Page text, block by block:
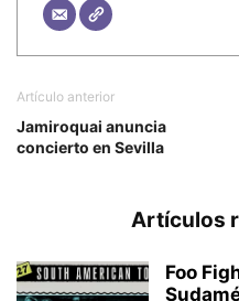
Artículo anterior
Jamiroquai anuncia
concierto en Sevilla
Artículos
Foo